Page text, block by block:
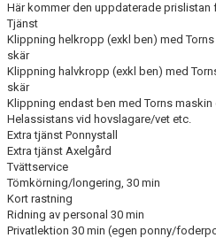
TÄVLING
ANLÄGGNING
RIDHUSKALENDER
KONTAKT
BLI SPONSOR!
KLUBBSHOP
Här kommer den uppdaterade prislistan
Tjänst
Klippning helkropp (exkl ben) med
skär
Klippning halvkropp (exkl ben) med
skär
Klippning endast ben med Torns maskin
Helassistans vid hovslagare/vet etc.
Extra tjänst Ponnystall
Extra tjänst Axelgård
Tvättservice
Tömkörning/longering, 30 min
Kort rastning
Ridning av personal 30 min
Privatlektion 30 min (egen ponny/